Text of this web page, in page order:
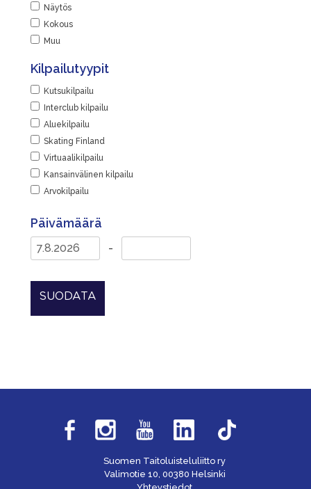
Näytös
Kokous
Muu
Kilpailutyypit
Kutsukilpailu
Interclub kilpailu
Aluekilpailu
Skating Finland
Virtuaalikilpailu
Kansainvälinen kilpailu
Arvokilpailu
Päivämäärä
-
SUODATA
Suomen Taitoluisteluliitto ry
Valimotie 10, 00380 Helsinki